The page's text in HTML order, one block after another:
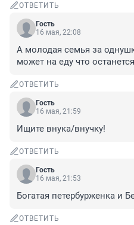
ОТВЕТИТЬ
Гость
16 мая, 22:08
А молодая семья за
может на еду что останется
ОТВЕТИТЬ
Гость
16 мая, 21:59
Ищите внука/внучку!
ОТВЕТИТЬ
Гость
16 мая, 21:53
Богатая петербурженка и
ОТВЕТИТЬ